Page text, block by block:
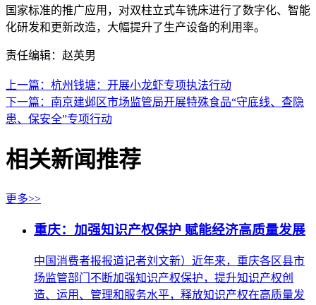
国家标准的推广应用，对双柱立式车铣床进行了数字化、智能
化研发和更新改造，大幅提升了生产设备的利用率。
责任编辑：赵英男
上一篇：杭州钱塘：开展小龙虾专项执法行动
下一篇：南京建邺区市场监管局开展特殊食品“守底线、查隐
患、保安全”专项行动
相关新闻推荐
更多>>
重庆：加强知识产权保护 赋能经济高质量发展
中国消费者报报道记者刘文新）近年来，重庆各区县市
场监管部门不断加强知识产权保护，提升知识产权创
造、运用、管理和服务水平，释放知识产权在高质量发